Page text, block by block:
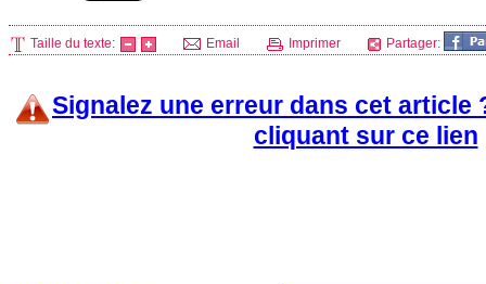
Taille du texte: Email Imprimer Partager:
Signalez une erreur dans cet article
cliquant sur ce lien